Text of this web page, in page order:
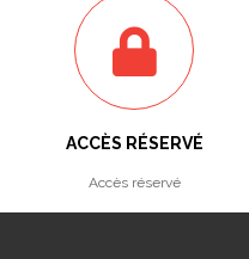
ACCÈS RÉSERVÉ
Accès réservé